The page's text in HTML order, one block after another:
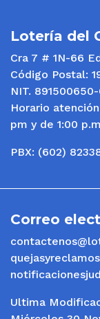
Lotería del
Cra 7 # 1N-66
Código Postal:
NIT.
Horario
pm y de 1:00
PBX: (602)
Correo
Ultima